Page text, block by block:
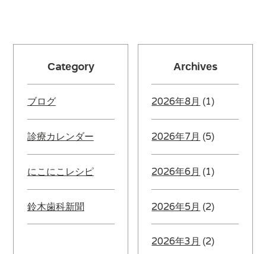
Category
ブログ
診療カレンダー
にこにこレシピ
鈴木歯科新聞
Archives
2026年8月 (1)
2026年7月 (5)
2026年6月 (1)
2026年5月 (2)
2026年3月 (2)